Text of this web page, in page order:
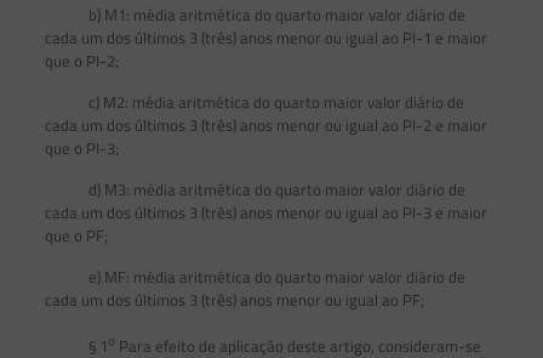
b) M1: média aritmética do quarto maior valor diário de
cada um dos últimos 3 (três) anos menor ou igual ao PI-1 e maior
que o PI-2;
c) M2: média aritmética do quarto maior valor diário de
cada um dos últimos 3 (três) anos menor ou igual ao PI-2 e maior
que o PI-3;
d) M3: média aritmética do quarto maior valor diário de
cada um dos últimos 3 (três) anos menor ou igual ao PI-3 e maior
que o PF;
e) MF: média aritmética do quarto maior valor diário de
cada um dos últimos 3 (três) anos menor ou igual ao PF;
§ 1o Para efeito de aplicação deste artigo, consideram-se